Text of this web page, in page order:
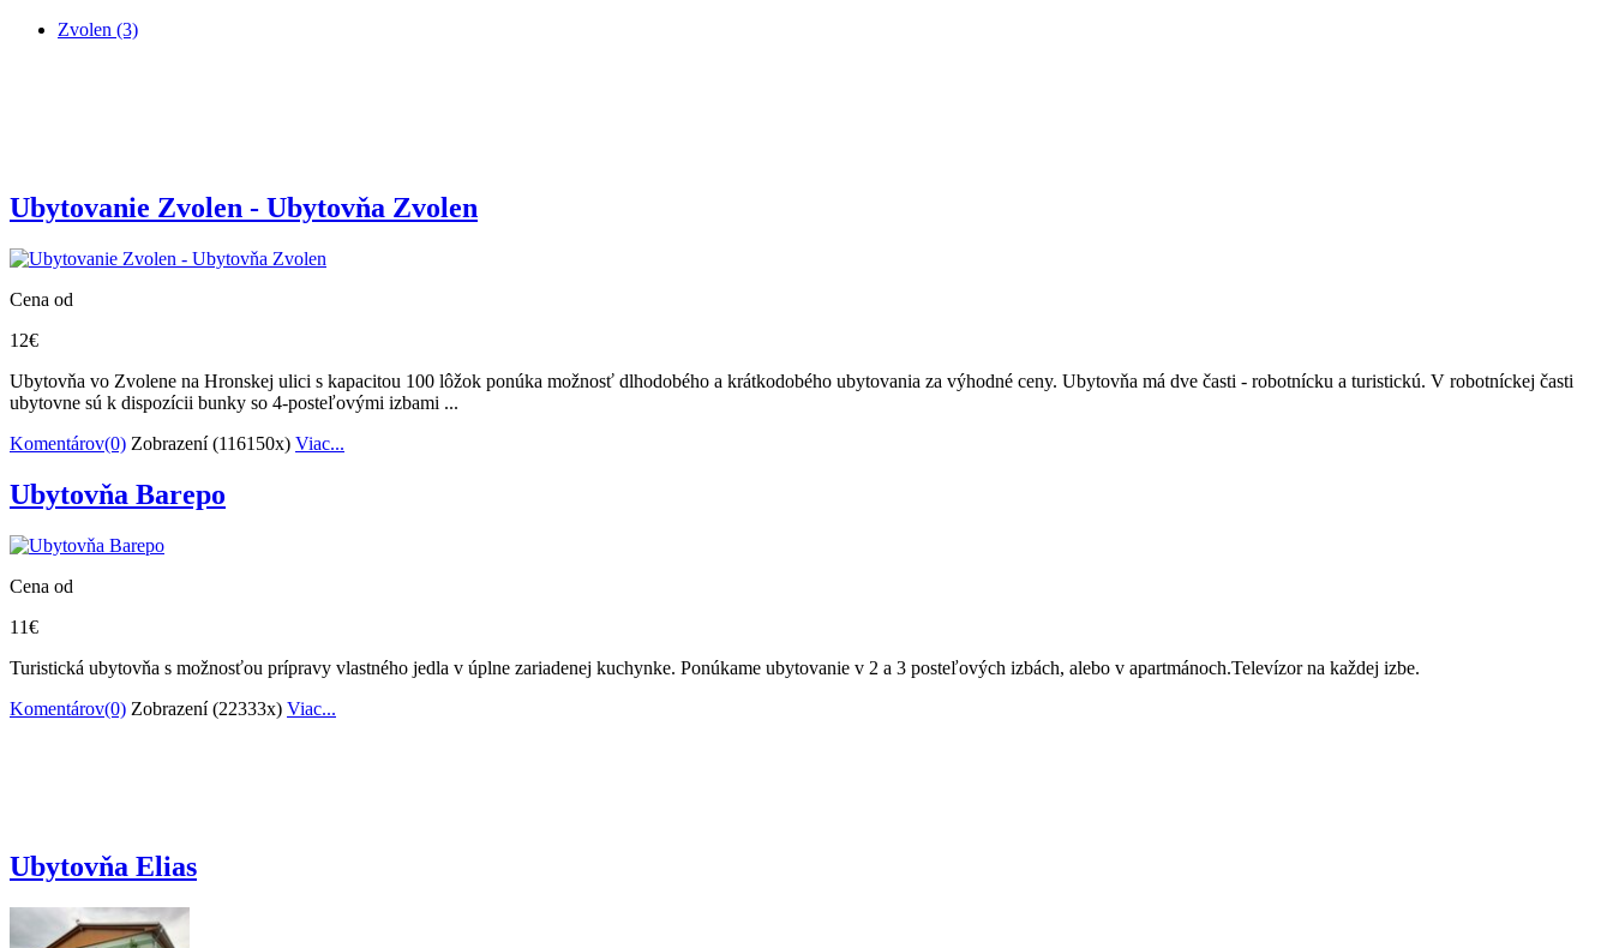
Zvolen (3)
Ubytovanie Zvolen - Ubytovňa Zvolen
Cena od
12€
Ubytovňa vo Zvolene na Hronskej ulici s kapacitou 100 lôžok ponúka možnosť dlhodobého a krátkodobého ubytovania za výhodné ceny. Ubytovňa má dve časti - robotnícku a turistickú. V robotníckej časti
ubytovne sú k dispozícii bunky so 4-posteľovými izbami ...
Komentárov(0) Zobrazení (116150x) Viac...
Ubytovňa Barepo
Cena od
11€
Turistická ubytovňa s možnosťou prípravy vlastného jedla v úplne zariadenej kuchynke. Ponúkame ubytovanie v 2 a 3 posteľových izbách, alebo v apartmánoch.Televízor na každej izbe.
Komentárov(0) Zobrazení (22333x) Viac...
Ubytovňa Elias